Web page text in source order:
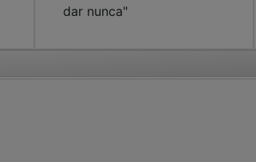
dar nunca"